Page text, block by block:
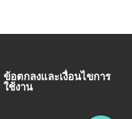
ข้อตกลงและเงื่อนไขการ
ใช้งาน